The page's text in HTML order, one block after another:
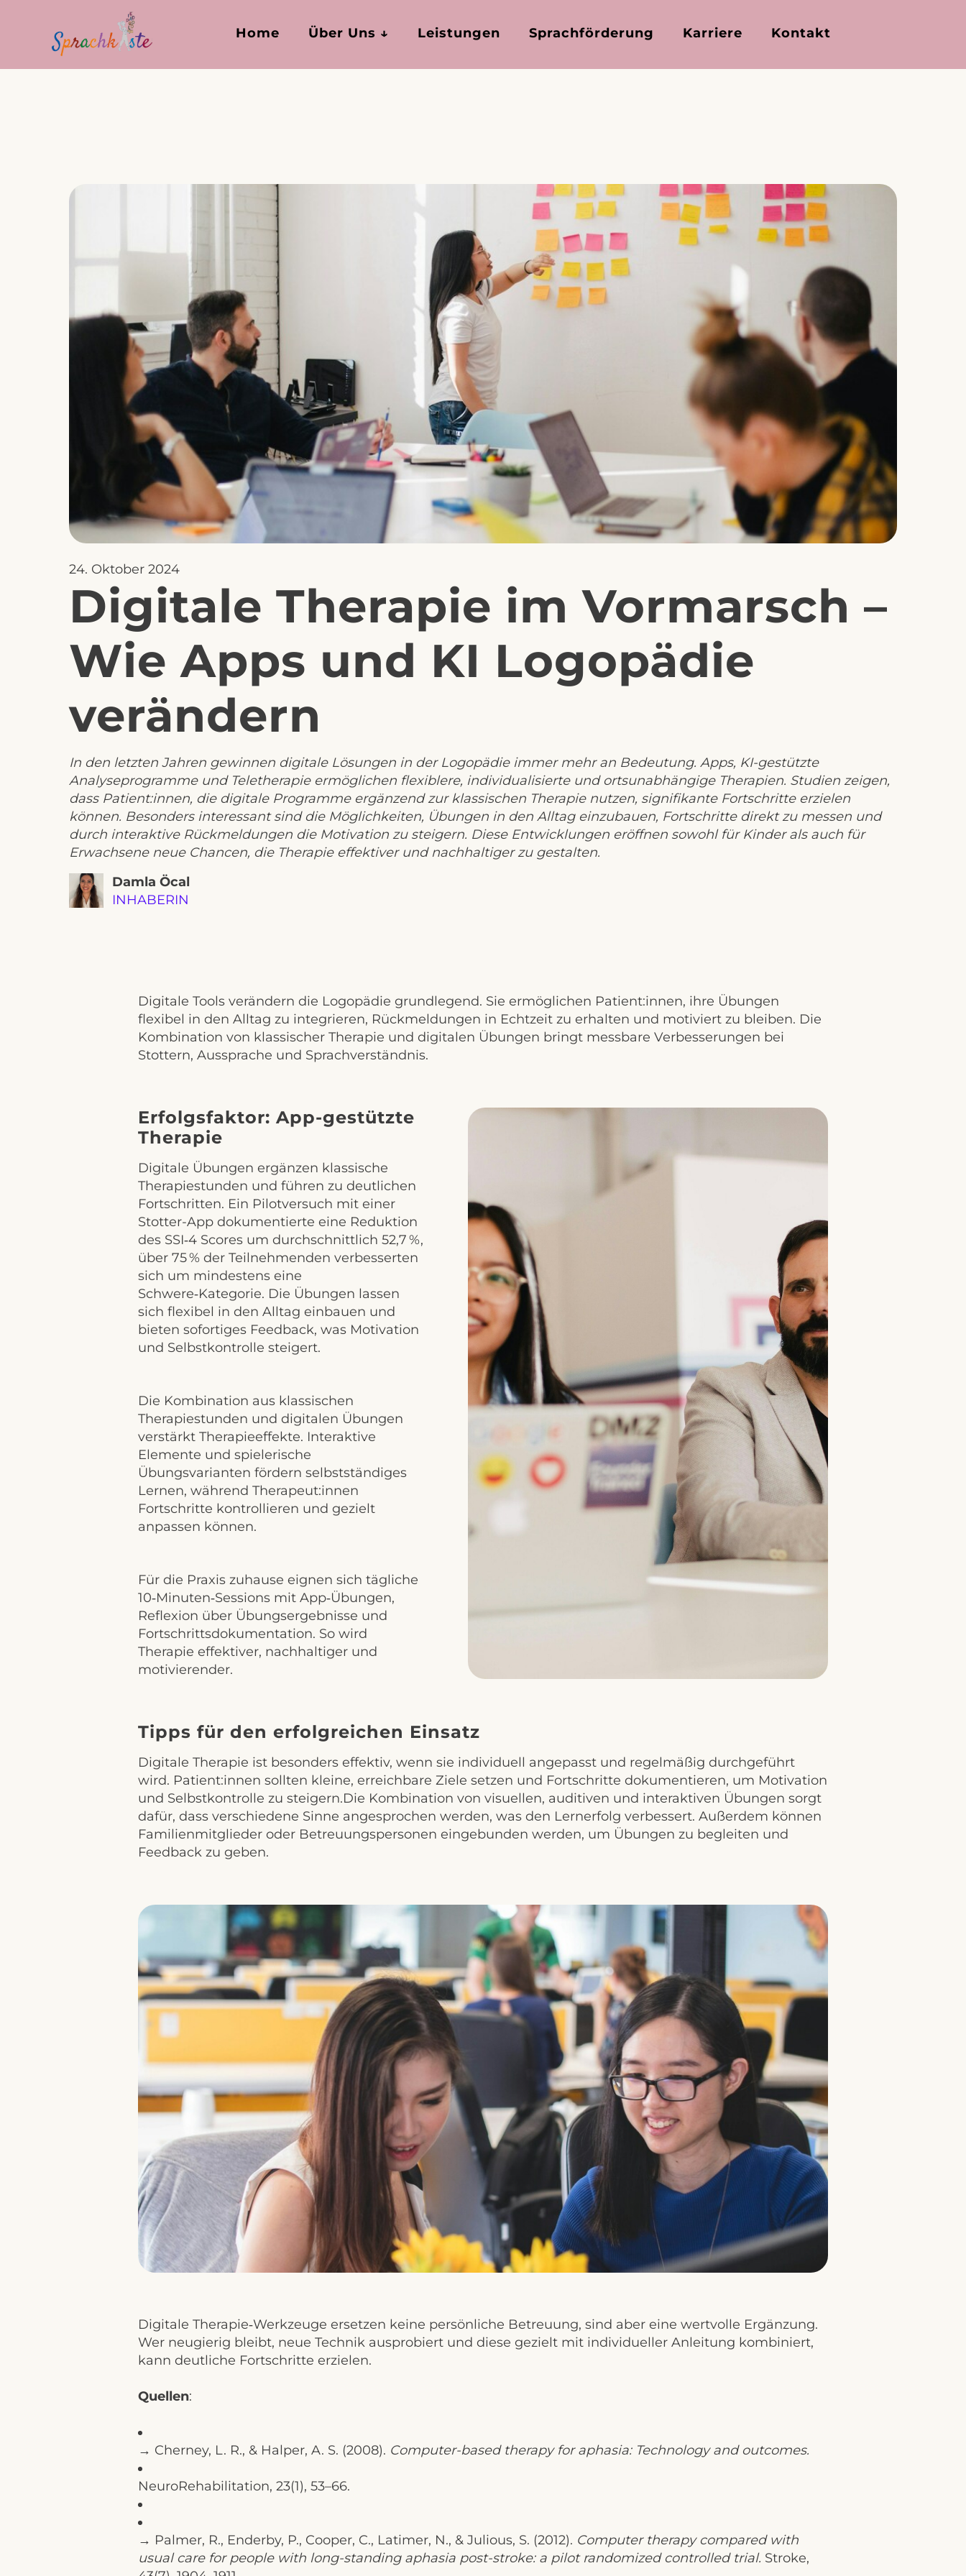
Home Über Uns ↓ Leistungen Sprachförderung Karriere Kontakt
24. Oktober 2024
Digitale Therapie im Vormarsch –
Wie Apps und KI Logopädie
verändern
In den letzten Jahren gewinnen digitale Lösungen in der Logopädie immer mehr an Bedeutung. Apps, KI-gestützte
Analyseprogramme und Teletherapie ermöglichen flexiblere, individualisierte und ortsunabhängige Therapien. Studien zeigen,
dass Patient:innen, die digitale Programme ergänzend zur klassischen Therapie nutzen, signifikante Fortschritte erzielen
können. Besonders interessant sind die Möglichkeiten, Übungen in den Alltag einzubauen, Fortschritte direkt zu messen und
durch interaktive Rückmeldungen die Motivation zu steigern. Diese Entwicklungen eröffnen sowohl für Kinder als auch für
Erwachsene neue Chancen, die Therapie effektiver und nachhaltiger zu gestalten.
Damla Öcal
INHABERIN
Digitale Tools verändern die Logopädie grundlegend. Sie ermöglichen Patient:innen, ihre Übungen
flexibel in den Alltag zu integrieren, Rückmeldungen in Echtzeit zu erhalten und motiviert zu bleiben. Die
Kombination von klassischer Therapie und digitalen Übungen bringt messbare Verbesserungen bei
Stottern, Aussprache und Sprachverständnis.
Erfolgsfaktor: App-gestützte
Therapie
Digitale Übungen ergänzen klassische
Therapiestunden und führen zu deutlichen
Fortschritten. Ein Pilotversuch mit einer
Stotter-App dokumentierte eine Reduktion
des SSI‑4 Scores um durchschnittlich 52,7 %,
über 75 % der Teilnehmenden verbesserten
sich um mindestens eine
Schwere‑Kategorie. Die Übungen lassen
sich flexibel in den Alltag einbauen und
bieten sofortiges Feedback, was Motivation
und Selbstkontrolle steigert.
Die Kombination aus klassischen
Therapiestunden und digitalen Übungen
verstärkt Therapieeffekte. Interaktive
Elemente und spielerische
Übungsvarianten fördern selbstständiges
Lernen, während Therapeut:innen
Fortschritte kontrollieren und gezielt
anpassen können.
Für die Praxis zuhause eignen sich tägliche
10‑Minuten‑Sessions mit App‑Übungen,
Reflexion über Übungsergebnisse und
Fortschrittsdokumentation. So wird
Therapie effektiver, nachhaltiger und
motivierender.
Tipps für den erfolgreichen Einsatz
Digitale Therapie ist besonders effektiv, wenn sie individuell angepasst und regelmäßig durchgeführt
wird. Patient:innen sollten kleine, erreichbare Ziele setzen und Fortschritte dokumentieren, um Motivation
und Selbstkontrolle zu steigern.Die Kombination von visuellen, auditiven und interaktiven Übungen sorgt
dafür, dass verschiedene Sinne angesprochen werden, was den Lernerfolg verbessert. Außerdem können
Familienmitglieder oder Betreuungspersonen eingebunden werden, um Übungen zu begleiten und
Feedback zu geben.
Digitale Therapie‑Werkzeuge ersetzen keine persönliche Betreuung, sind aber eine wertvolle Ergänzung.
Wer neugierig bleibt, neue Technik ausprobiert und diese gezielt mit individueller Anleitung kombiniert,
kann deutliche Fortschritte erzielen.
Quellen:
→ Cherney, L. R., & Halper, A. S. (2008). Computer-based therapy for aphasia: Technology and outcomes.
NeuroRehabilitation, 23(1), 53–66.
→ Palmer, R., Enderby, P., Cooper, C., Latimer, N., & Julious, S. (2012). Computer therapy compared with
usual care for people with long-standing aphasia post-stroke: a pilot randomized controlled trial. Stroke,